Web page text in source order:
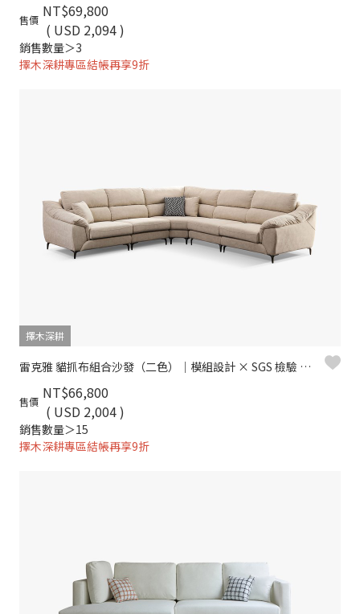
售價 NT$69,800
( USD 2,094 )
銷售數量＞3
擇木深耕專區結帳再享9折
擇木深耕
雷克雅 貓抓布組合沙發（二色）｜模組設計 × SGS 檢驗 × 耐磨防潑水 – 擇木深耕
售價 NT$66,800
( USD 2,004 )
銷售數量＞15
擇木深耕專區結帳再享9折